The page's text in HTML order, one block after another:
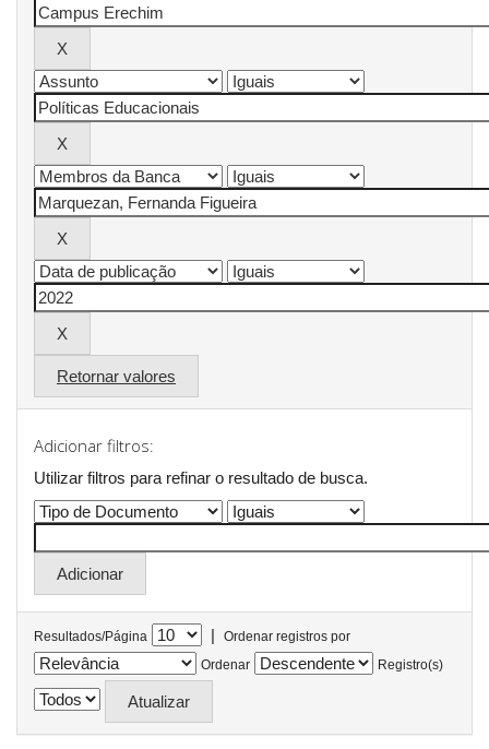
Retornar valores
Adicionar filtros:
Utilizar filtros para refinar o resultado de busca.
Resultados/Página |
Ordenar registros por
Ordenar
Registro(s)